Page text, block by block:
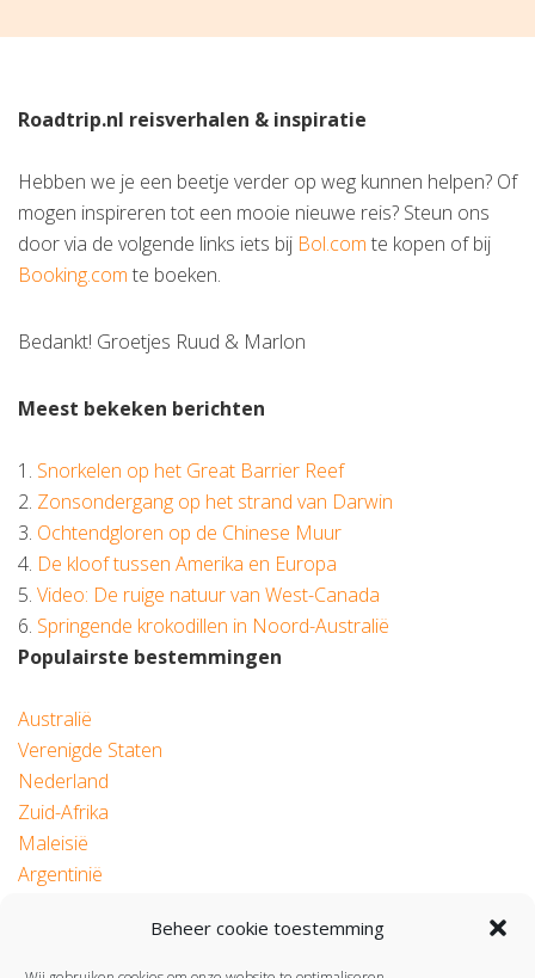
Beheer cookie toestemming
Roadtrip.nl reisverhalen & inspiratie
Hebben we je een beetje verder op weg kunnen helpen? Of
mogen inspireren tot een mooie nieuwe reis? Steun ons
door via de volgende links iets bij Bol.com te kopen of bij
Booking.com te boeken.
Bedankt! Groetjes Ruud & Marlon
Meest bekeken berichten
1. Snorkelen op het Great Barrier Reef
2. Zonsondergang op het strand van Darwin
3. Ochtendgloren op de Chinese Muur
4. De kloof tussen Amerika en Europa
5. Video: De ruige natuur van West-Canada
6. Springende krokodillen in Noord-Australië
Populairste bestemmingen
Australië
Verenigde Staten
Nederland
Zuid-Afrika
Maleisië
Argentinië
© 2026 Roadtrip.nl